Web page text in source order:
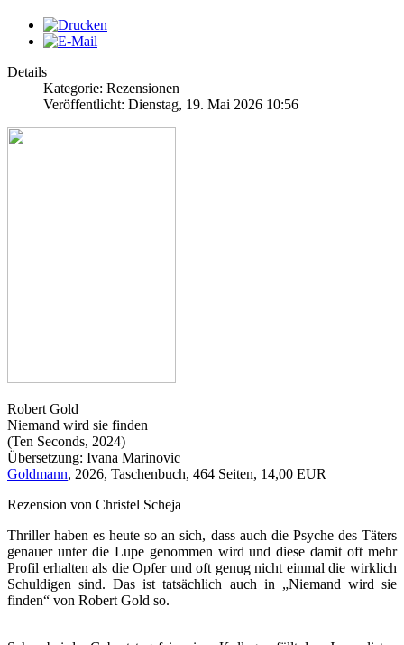
Details
Kategorie: Rezensionen
Veröffentlicht: Dienstag, 19. Mai 2026 10:56
Robert Gold
Niemand wird sie finden
(Ten Seconds, 2024)
Übersetzung: Ivana Marinovic
Goldmann, 2026, Taschenbuch, 464 Seiten, 14,00 EUR
Rezension von Christel Scheja
Thriller haben es heute so an sich, dass auch die Psyche des Täters
genauer unter die Lupe genommen wird und diese damit oft mehr
Profil erhalten als die Opfer und oft genug nicht einmal die wirklich
Schuldigen sind. Das ist tatsächlich auch in „Niemand wird sie
finden“ von Robert Gold so.